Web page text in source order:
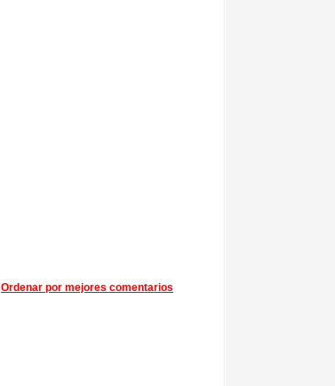
Ordenar por mejores comentarios